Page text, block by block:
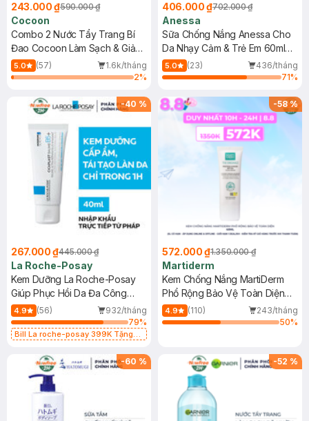
243.000 ₫590.000 ₫
Cocoon
Combo 2 Nước Tẩy Trang Bí
Đao Cocoon Làm Sạch & Giảm
Dầu 500ml
5.0 (57)
1.6k/tháng
2%
406.000 ₫702.000 ₫
Anessa
Sữa Chống Nắng Anessa Cho
Da Nhạy Cảm & Trẻ Em 60ml
(Mới)
5.0 (23)
436/tháng
71%
-40 %
267.000 ₫445.000 ₫
La Roche-Posay
Kem Dưỡng La Roche-Posay
Giúp Phục Hồi Da Đa Công
Dụng 40ml
4.9 (56)
932/tháng
79%
Bill La roche-posay 399K Tặng
(SL có hạn)
-58%
572.000 ₫1.350.000 ₫
Martiderm
Kem Chống Nắng MartiDerm
Phổ Rộng Bảo Vệ Toàn Diện
40ml
4.9 (110)
243/tháng
50%
-60 % -52 %